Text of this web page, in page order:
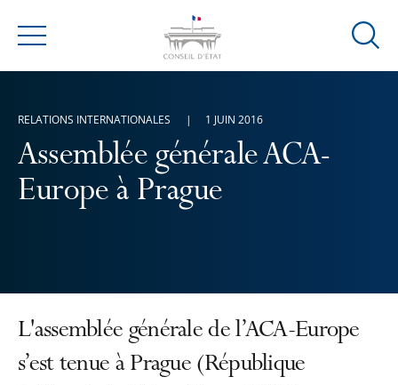
Menu
Ouvrir
Assemblée générale ACA-
Europe à Prague
RELATIONS INTERNATIONALES 1 JUIN 2016
L'assemblée générale de l’ACA-Europe
s’est tenue à Prague (République